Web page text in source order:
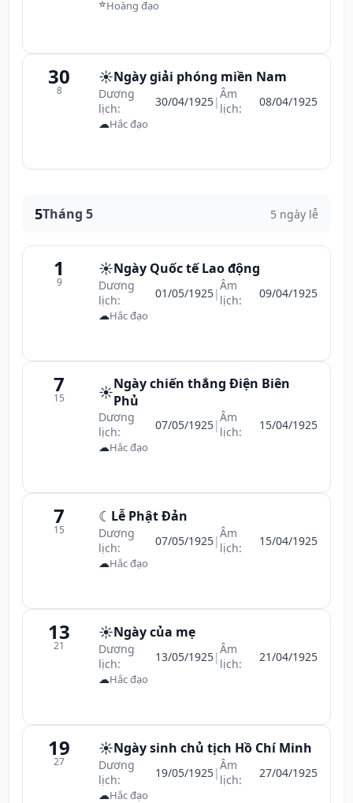
⭐Hoàng đạo
30
8
☀️Ngày giải phóng miền Nam
Dương
lịch:
30/04/1925|Âm
lịch:
08/04/1925
☁Hắc đạo
5Tháng 5 5 ngày lễ
1
9
☀️Ngày Quốc tế Lao động
Dương
lịch:
01/05/1925|Âm
lịch:
09/04/1925
☁Hắc đạo
7
15 ☀️Ngày chiến thắng Điện Biên
Phủ
Dương
lịch:
07/05/1925|Âm
lịch:
15/04/1925
☁Hắc đạo
7
15
☾ Lễ Phật Đản
Dương
lịch:
07/05/1925|Âm
lịch:
15/04/1925
☁Hắc đạo
13
21
☀️Ngày của mẹ
Dương
lịch:
13/05/1925|Âm
lịch:
21/04/1925
☁Hắc đạo
19
27
☀️Ngày sinh chủ tịch Hồ Chí Minh
Dương
lịch:
19/05/1925|Âm
lịch:
27/04/1925
☁Hắc đạo